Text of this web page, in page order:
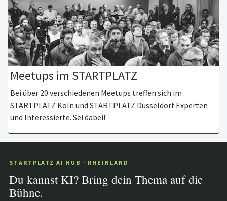
Meetups im STARTPLATZ
Bei über 20 verschiedenen Meetups treffen sich im
STARTPLATZ Köln und STARTPLATZ Düsseldorf Experten
und Interessierte. Sei dabei!
STARTPLATZ AI HUB · RHEINLAND
Du kannst KI? Bring dein Thema auf die
Bühne.